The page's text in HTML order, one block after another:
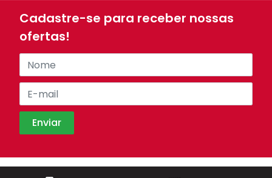
Cadastre-se para receber nossas
ofertas!